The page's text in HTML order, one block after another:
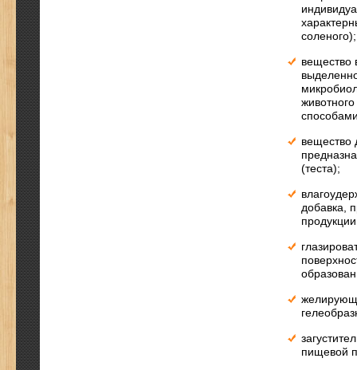
соленого);
вещество
вещество
(теста);
добавка,
пищевой